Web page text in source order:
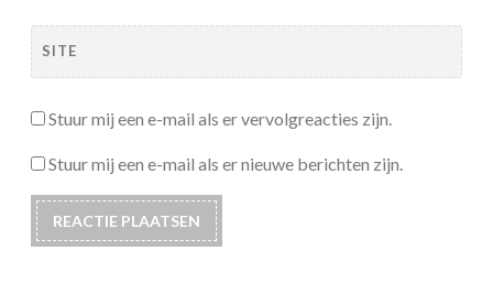
SITE
Stuur mij een e-mail als er vervolgreacties zijn.
Stuur mij een e-mail als er nieuwe berichten zijn.